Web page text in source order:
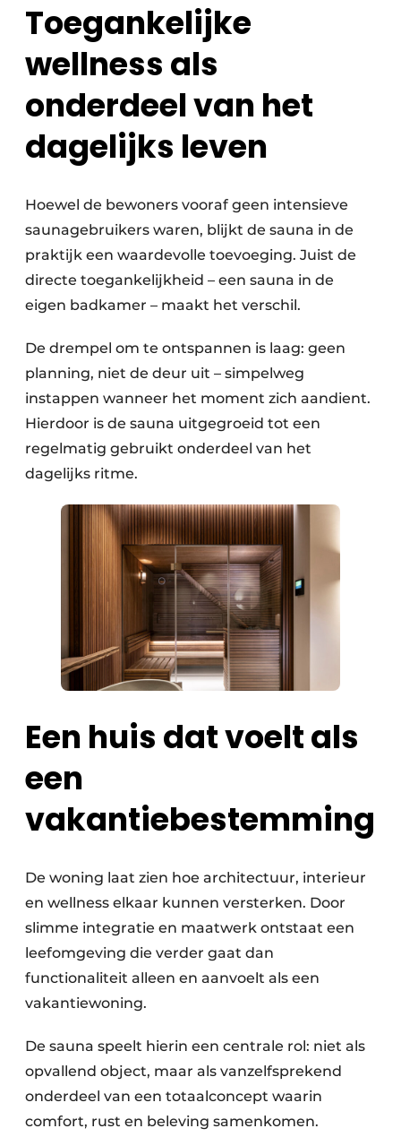
Toegankelijke
wellness als
onderdeel van het
dagelijks leven
Hoewel de bewoners vooraf geen intensieve
saunagebruikers waren, blijkt de sauna in de
praktijk een waardevolle toevoeging. Juist de
directe toegankelijkheid – een sauna in de
eigen badkamer – maakt het verschil.
De drempel om te ontspannen is laag: geen
planning, niet de deur uit – simpelweg
instappen wanneer het moment zich aandient.
Hierdoor is de sauna uitgegroeid tot een
regelmatig gebruikt onderdeel van het
dagelijks ritme.
Een huis dat voelt als
een
vakantiebestemming
De woning laat zien hoe architectuur, interieur
en wellness elkaar kunnen versterken. Door
slimme integratie en maatwerk ontstaat een
leefomgeving die verder gaat dan
functionaliteit alleen en aanvoelt als een
vakantiewoning.
De sauna speelt hierin een centrale rol: niet als
opvallend object, maar als vanzelfsprekend
onderdeel van een totaalconcept waarin
comfort, rust en beleving samenkomen.